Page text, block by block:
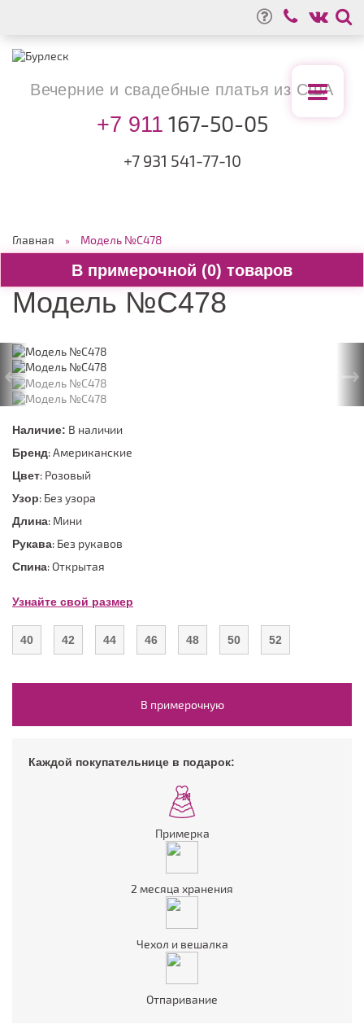
0
Вечерние и свадебные платья из США
+7 911 167-50-05
+7 931 541-77-10
Главная Модель №C478
Модель №C478
← →
Наличие: В наличии
Бренд: Американские
Цвет: Розовый
Узор: Без узора
Длина: Мини
Рукава: Без рукавов
Спина: Открытая
Узнайте свой размер
40 42 44 46 48 50 52
В примерочную
Каждой покупательнице в подарок:
Примерка
2 месяца хранения
Чехол и вешалка
Отпаривание